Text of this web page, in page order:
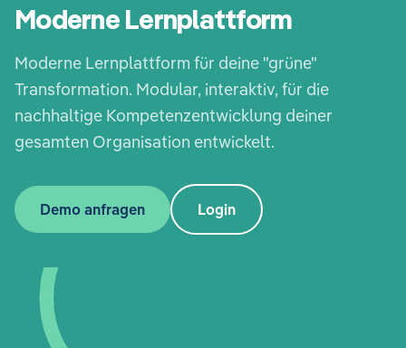
Moderne Lernplattform
Moderne Lernplattform für deine "grüne"
Transformation. Modular, interaktiv, für die
nachhaltige Kompetenzentwicklung deiner
gesamten Organisation entwickelt.
Demo anfragen Login